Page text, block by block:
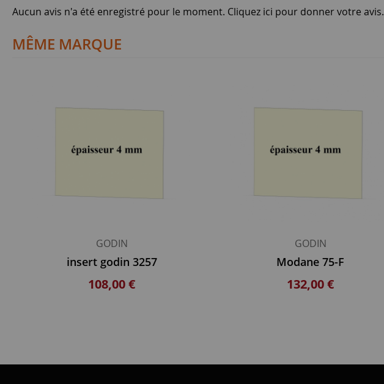
Aucun avis n'a été enregistré pour le moment. Cliquez ici pour donner votre avis.
MÊME MARQUE
GODIN
insert godin 3257
108,00 €
GODIN
Modane 75-F
132,00 €